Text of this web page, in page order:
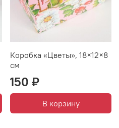
Коробка «Цветы», 18×12×8
см
150 ₽
В корзину